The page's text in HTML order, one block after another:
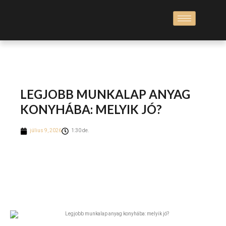
LEGJOBB MUNKALAP ANYAG
KONYHÁBA: MELYIK JÓ?
július 9, 2026 1:30 de.